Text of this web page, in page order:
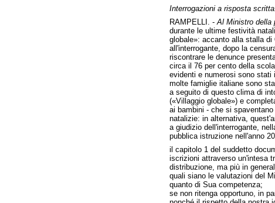
Interrogazioni a risposta
RAMPELLI. - Al Ministro della
durante le ultime festività
globale»: accanto alla stalla
all'interrogante, dopo la
riscontrare le denunce
circa il 76 per cento della
evidenti e numerosi sono
molte famiglie italiane sono
a seguito di questo clima di
(«Villaggio globale») e
ai bambini - che si
natalizie: in alternativa,
a giudizio dell'interrogante,
pubblica istruzione nell'anno
il capitolo 1 del suddetto
iscrizioni attraverso un'intesa
distribuzione, ma più in
quali siano le valutazioni del
quanto di Sua competenza;
se non ritenga opportuno, in